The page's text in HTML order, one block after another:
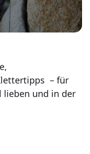
– für
lieben und in der